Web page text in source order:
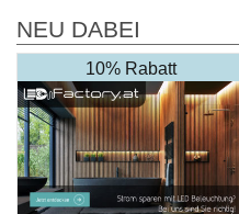
NEU DABEI
10% Rabatt